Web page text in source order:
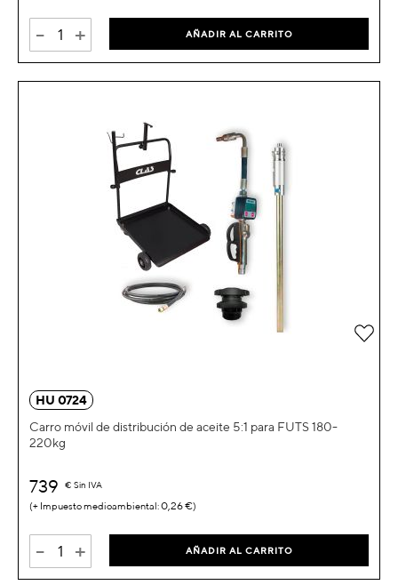
- + AÑADIR AL CARRITO
HU 0724
Carro móvil de distribución de aceite 5:1 para FUTS 180-
220kg
739 € Sin IVA
0,26 €
- + AÑADIR AL CARRITO